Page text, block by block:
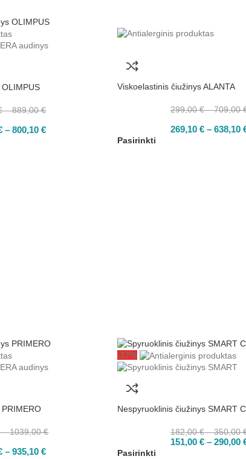
– 889,00€
– 800,10€
Viskoelastinis čiužinys ALANTA
299,00€ – 709,00
269,10€ – 638,10
Pasirinkti
– 1039,00€
– 935,10€
-17%
Nespyruoklinis čiužinys SMART
182,00€–350,00
151,00€ –290,00
Pasirinkti